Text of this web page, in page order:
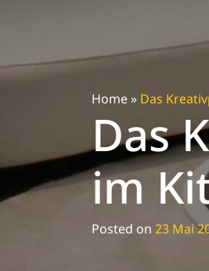
Home » Das
Das
im
Posted on 23 Mai